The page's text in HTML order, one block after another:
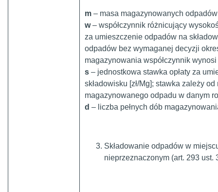
m – masa magazynowanych
w– współczynnik różnicujący
za umieszczenie odpadów na
odpadów bez wymaganej decyzji
magazynowania współczynnik wynosi
s – jednostkowa stawka opłaty za
składowisku [zł/Mg]; stawka zależy
magazynowanego odpadu w danym
d – liczba pełnych dób
Składowanie odpadów w
nieprzeznaczonym (art. 293 ust.